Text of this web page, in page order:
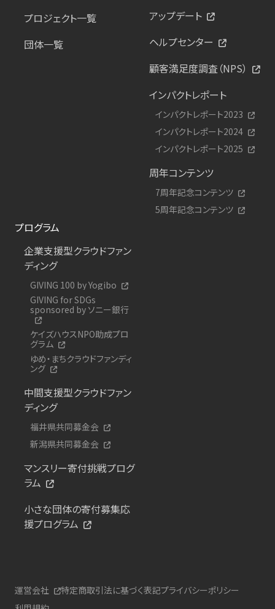
プロジェクト一覧
団体一覧
アップデート
ヘルプセンター
顧客満足度調査（NPS）
インパクトレポート
インパクトレポート2023
インパクトレポート2024
インパクトレポート2025
周年コンテンツ
7周年記念コンテンツ
5周年記念コンテンツ
プログラム
企業支援型クラウドファン
ディング
GIVING 100 by Yogibo
GIVING for SDGs
sponsored by ソニー銀行
ケイズハウスNPO助成プロ
グラム
ゆめ・まちクラウドファンディ
ング
中間支援型クラウドファン
ディング
福井県共同募金会
新潟県共同募金会
マンスリー寄付挑戦プログ
ラム
小さな団体の寄付募集応
援プログラム
運営会社 特定商取引法に基づく表記プライバシーポリシー